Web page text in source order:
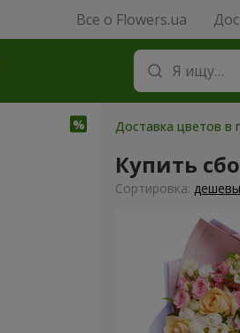
Все о Flowers.ua
Доставка цветов в
Купить
Cортировка: